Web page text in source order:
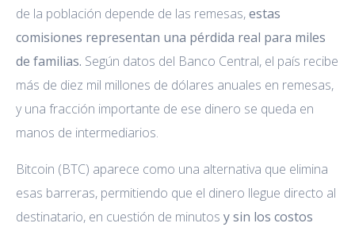
de la población depende de las remesas,estas
comisiones representan una pérdida real para miles
de familias. Según datos del Banco Central, el país recibe
más de diez mil millones de dólares anuales en remesas,
y una fracción importante de ese dinero se queda en
manos de intermediarios.
Bitcoin (BTC) aparece como una alternativa que elimina
esas barreras, permitiendo que el dinero llegue directo al
destinatario, en cuestión de minutos y sin los costos